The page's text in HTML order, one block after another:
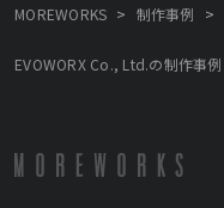
MOREWORKS > 制作事例 >
EVOWORX Co., Ltd.の制作事例